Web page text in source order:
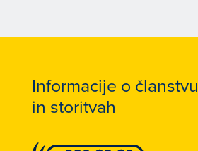
Informacije o članstvu
in storitvah